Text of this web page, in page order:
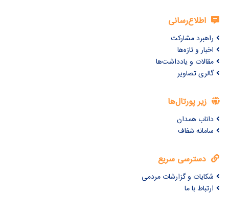
اطلاع‌رسانی
راهبرد مشارکت
اخبار و تازه‌ها
مقالات و یادداشت‌ها
گالری تصاویر
زیر پورتال‌ها
داناب همدان
سامانه شفاف
دسترسی سریع
شکایات و گزارشات مردمی
ارتباط با ما